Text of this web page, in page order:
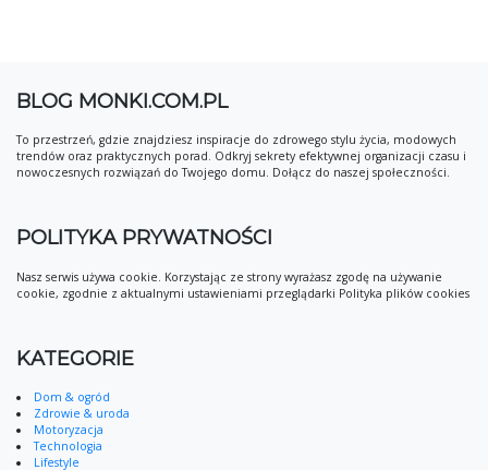
BLOG MONKI.COM.PL
To przestrzeń, gdzie znajdziesz inspiracje do zdrowego stylu życia, modowych
trendów oraz praktycznych porad. Odkryj sekrety efektywnej organizacji czasu i
nowoczesnych rozwiązań do Twojego domu. Dołącz do naszej społeczności.
POLITYKA PRYWATNOŚCI
Nasz serwis używa cookie. Korzystając ze strony wyrażasz zgodę na używanie
cookie, zgodnie z aktualnymi ustawieniami przeglądarki Polityka plików cookies
KATEGORIE
Dom & ogród
Zdrowie & uroda
Motoryzacja
Technologia
Lifestyle